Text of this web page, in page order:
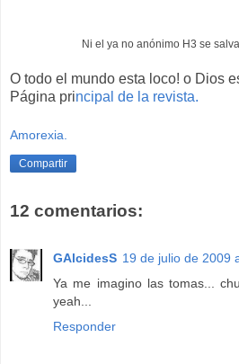
Ni el ya no anónimo H3 se
O todo el mundo esta loco! o Dios
Página principal de la revista.
Amorexia.
Compartir
12 comentarios:
GAlcidesS 19 de julio de 2009
Ya me imagino las tomas...
yeah...
Responder